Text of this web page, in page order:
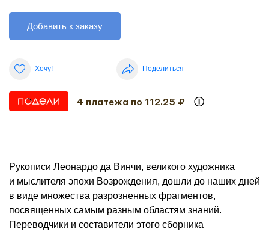
Добавить к заказу
Хочу! Поделиться
4 платежа по 112.25 ₽
Рукописи Леонардо да Винчи, великого художника
и мыслителя эпохи Возрождения, дошли до наших дней
в виде множества разрозненных фрагментов,
посвященных самым разным областям знаний.
Переводчики и составители этого сборника